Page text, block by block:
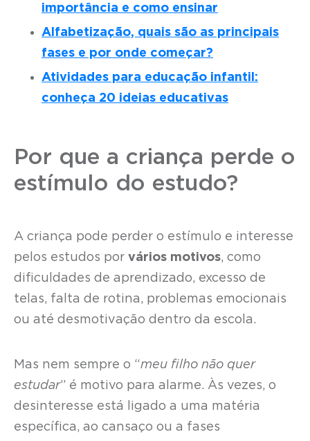
importância e como ensinar
Alfabetização, quais são as principais
fases e por onde começar?
Atividades para educação infantil:
conheça 20 ideias educativas
Por que a criança perde o
estímulo do estudo?
A criança pode perder o estímulo e interesse
pelos estudos por vários motivos, como
dificuldades de aprendizado, excesso de
telas, falta de rotina, problemas emocionais
ou até desmotivação dentro da escola.
Mas nem sempre o “meu filho não quer
estudar” é motivo para alarme. Às vezes, o
desinteresse está ligado a uma matéria
específica, ao cansaço ou a fases